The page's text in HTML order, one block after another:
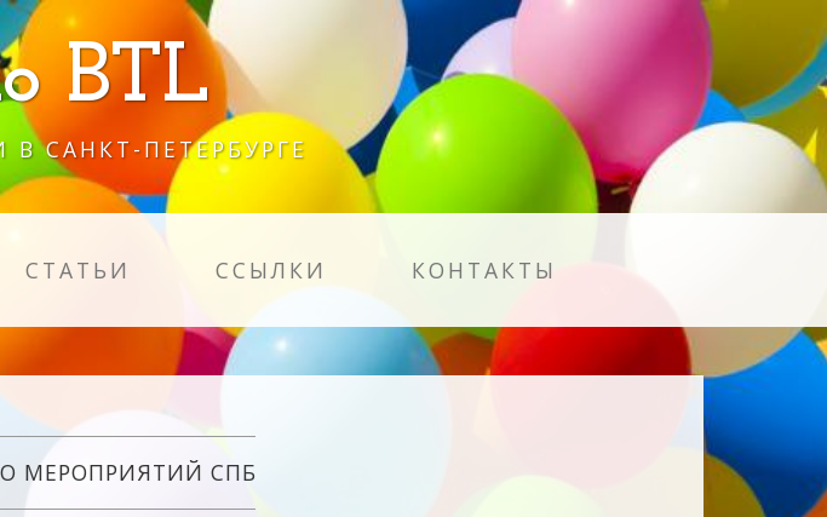
BTL
САНКТ-ПЕТЕРБУРГЕ
СТАТЬИ ССЫЛКИ КОНТАКТЫ
МЕРОПРИЯТИЙ СПБ